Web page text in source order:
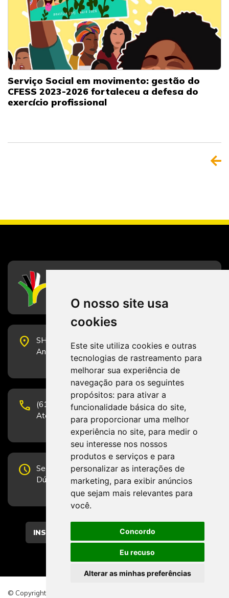
O nosso site usa
cookies
Este site utiliza cookies e outras
tecnologias de rastreamento para
melhorar sua experiência de
navegação para os seguintes
propósitos: para ativar a
funcionalidade básica do site,
para proporcionar uma melhor
experiência no site, para medir o
seu interesse nos nossos
produtos e serviços e para
personalizar as interações de
marketing, para exibir anúncios
que sejam mais relevantes para
você.
Concordo
Eu recuso
Alterar as minhas preferências
Serviço Social em movimento: gestão do
CFESS 2023-2026 fortaleceu a defesa do
exercício profissional
place
SHS Quadra 6, Bloco E, Complexo Brasil 21, 20º
Andar, Sala 2001 - CEP 70322-915 - Brasília/DF
phone
(61) 3223-1652 e (61) 98131-3801.
Atendimento por telefone em horário comercial
schedule Segunda-feira a Sexta-feira de 12h às 19h.
Dúvidas e sugestões pelo Fale Conosco.
© Copyright 2026 - Direitos reservados ao CFESS